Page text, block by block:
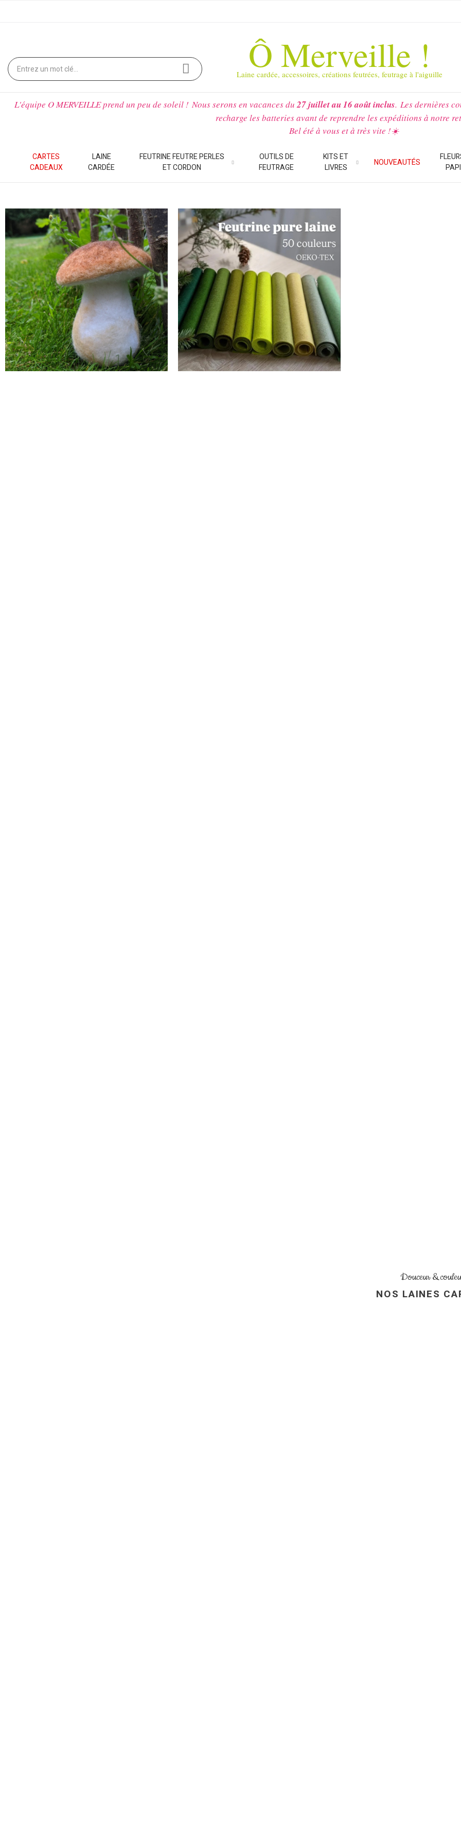
Ô Merveille !
Laine cardée, accessoires, créations feutrées, feutrage à l'aiguille
L'équipe O MERVEILLE prend un peu de soleil ! Nous serons en vacances du27 juillet au 16 août inclus. Les dernières
recharge les batteries avant de reprendre les expéditions à notre
Bel été à vous et à très vite !☀️
CARTES
CADEAUX
LAINE
CARDÉE
FEUTRINE FEUTRE PERLES
ET CORDON
OUTILS DE
FEUTRAGE
KITS ET
LIVRES
NOUVEAUTÉS
NOS LAINES
Douceur &